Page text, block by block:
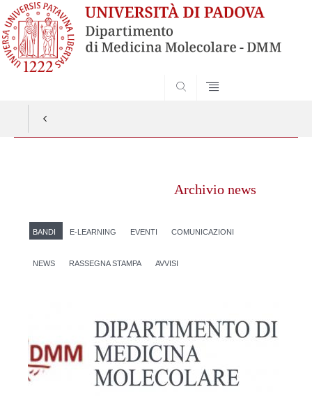
Archivio news
BANDI E-LEARNING EVENTI COMUNICAZIONI
NEWS RASSEGNA STAMPA AVVISI